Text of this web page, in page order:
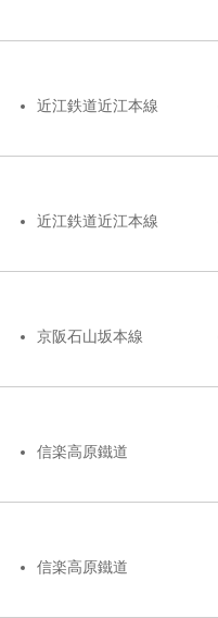
近江鉄道近江本線
近江鉄道近江本線
京阪石山坂本線
信楽高原鐵道
信楽高原鐵道